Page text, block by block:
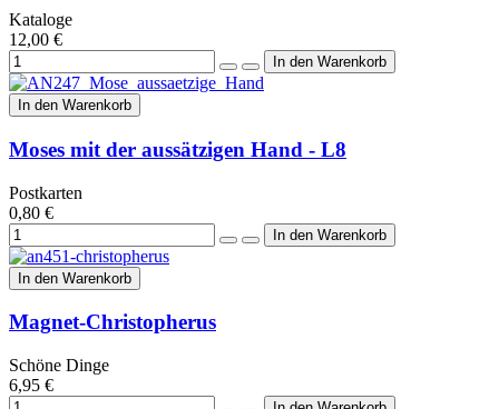
Kataloge
12,00 €
In den Warenkorb
Moses mit der aussätzigen Hand - L8
Postkarten
0,80 €
In den Warenkorb
Magnet-Christopherus
Schöne Dinge
6,95 €